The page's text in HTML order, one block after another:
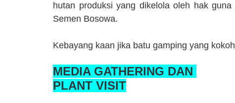
hutan produksi yang dikelola oleh hak
Semen Bosowa.
Kebayang kaan jika batu gamping yang
MEDIA GATHERING DAN
PLANT VISIT